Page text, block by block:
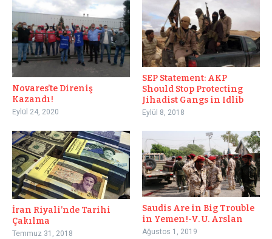
Novares’te Direniş
Kazandı!
Eylül 24, 2020
SEP Statement: AKP
Should Stop Protecting
Jihadist Gangs in Idlib
Eylül 8, 2018
İran Riyali’nde Tarihi
Çakılma
Temmuz 31, 2018
Saudis Are in Big Trouble
in Yemen!-V. U. Arslan
Ağustos 1, 2019